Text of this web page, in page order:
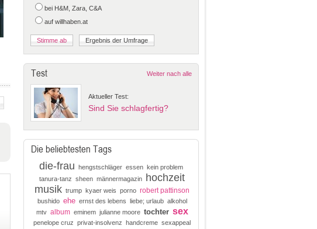
bei H&M, Zara, C&A
auf willhaben.at
Test Weiter nach alle
Aktueller Test:
Sind Sie schlagfertig?
Die beliebtesten Tags
die-frau hengstschläger essen kein problem
tanura-tanz sheen männermagazin
hochzeit
musik trump kyaer weis porno robert pattinson
bushido ehe ernst des lebens liebe; urlaub alkohol
mtv album eminem julianne moore tochter sex
penelope cruz privat-insolvenz handcreme sexappeal